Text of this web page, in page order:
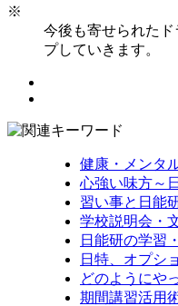
※
今後も寄せられた
プしていきます。
健康・メンタ
心強い味方～
習い事と日能
学校説明会・
日能研の学習
日特、オプシ
どのようにや
期間講習活用